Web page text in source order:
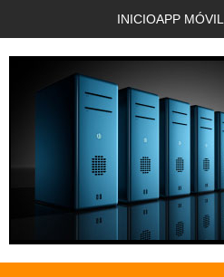
INICIOAPP MÓVIL